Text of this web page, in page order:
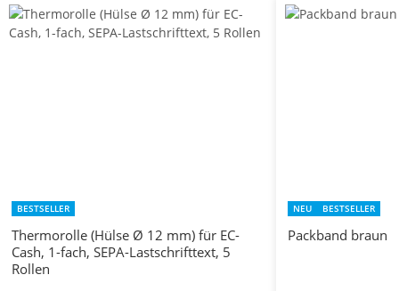
BESTSELLER
Thermorolle (Hülse Ø 12 mm) für EC-
Cash, 1-fach, SEPA-Lastschrifttext, 5
Rollen
NEU BESTSELLER
Packband braun